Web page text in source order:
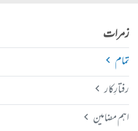
زمرات
تمام
رفتارِکار
اہم مضامین